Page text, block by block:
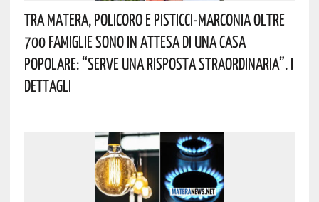
Tra Matera, Policoro E Pisticci-Marconia Oltre
700 Famiglie Sono In Attesa Di Una Casa
Popolare: “serve Una Risposta Straordinaria”. I
Dettagli